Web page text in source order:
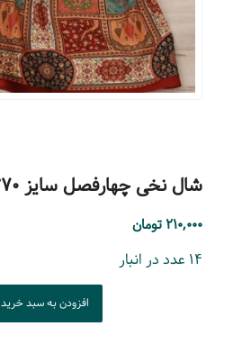
شال نخی چهارفصل سایز ۷۰*۲۰۰
۲۱۰,۰۰۰ تومان
۱۴ عدد در انبار
افزودن به سبد خرید